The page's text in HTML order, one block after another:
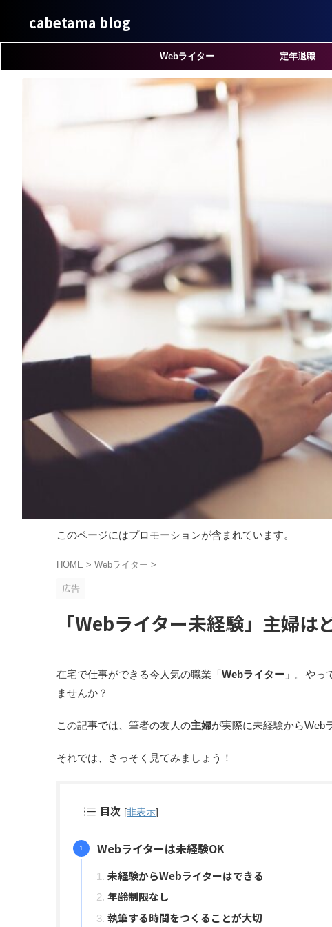
cabetama blog
Webライター 定年退職
このページにはプロモーションが含まれています。
HOME > Webライター >
広告
「Webライター未経験」主婦は
在宅で仕事ができる今人気の職業「Webライター 」。やっ
ませんか？
この記事では、筆者の友人の主婦が実際に未経験からWeb
それでは、さっそく見てみましょう！
目次 [非表示]
Webライターは未経験OK
未経験からWebライターはできる
年齢制限なし
執筆する時間をつくることが大切